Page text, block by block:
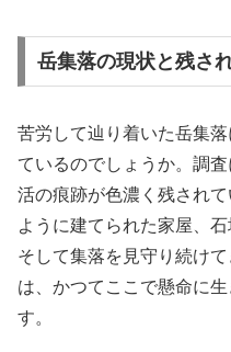
岳集落の現状と残さ
苦労して辿り着いた岳集
ているのでしょうか。調
活の痕跡が色濃く残され
ように建てられた家屋、
そして集落を見守り続け
は、かつてここで懸命に
す。